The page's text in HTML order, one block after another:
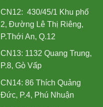
CN12: 430/45/1 Khu phố
2, Đường Lê Thị Riêng,
P.Thới An, Q.12
CN13: 1132 Quang Trung,
P.8, Gò Vấp
CN14: 86 Thích Quảng
Đức, P.4, Phú Nhuận